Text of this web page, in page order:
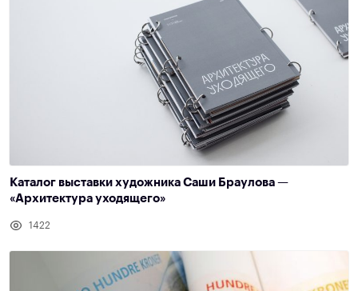
Каталог выставки художника Саши Браулова —
«Архитектура уходящего»
1422